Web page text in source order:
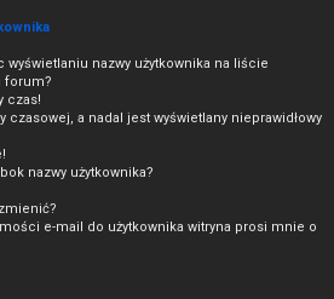
nazwy użytkownika na liście
forum?
czas!
czasowej, a nadal jest wyświetlany nieprawidłowy
nazwy użytkownika?
e-mail do użytkownika witryna prosi mnie o